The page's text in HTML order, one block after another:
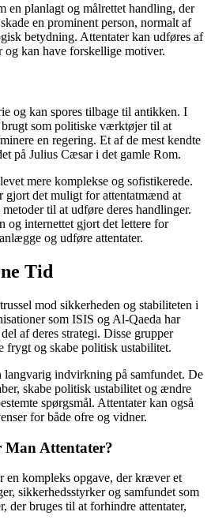
en planlagt og målrettet handling, der
en prominent person, normalt af
betydning. Attentater kan udføres af
og kan have forskellige motiver.
og kan spores tilbage til antikken. I
som politiske værktøjer til at
en regering. Et af de mest kendte
på Julius Cæsar i det gamle Rom.
mere komplekse og sofistikerede.
gjort det muligt for attentatmænd at
til at udføre deres handlinger.
og internettet gjort det lettere for
og udføre attentater.
Tid
mod sikkerheden og stabiliteten i
som ISIS og Al-Qaeda har
af deres strategi. Disse grupper
frygt og skabe politisk ustabilitet.
langvarig indvirkning på samfundet. De
skabe politisk ustabilitet og ændre
spørgsmål. Attentater kan også
for både ofre og vidner.
Man Attentater?
en kompleks opgave, der kræver et
sikkerhedsstyrker og samfundet som
der bruges til at forhindre attentater,